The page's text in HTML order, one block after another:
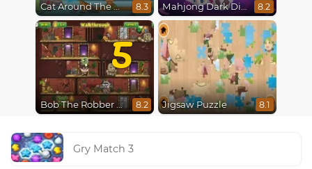
Cat Around The World 8.3 Mahjong Dark Dimensions 8.2
5
Bob The Robber 5 The Temple Adventure 8.2 Jigsaw Puzzle 8.1
Gry Match 3